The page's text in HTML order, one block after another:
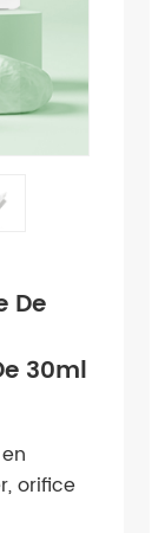
De
30ml
orifice